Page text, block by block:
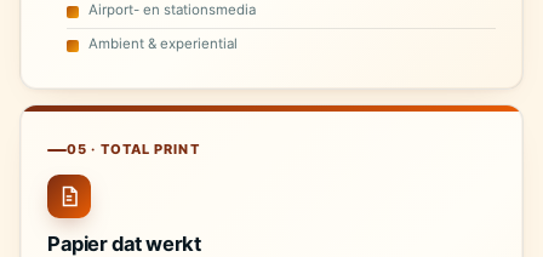
Airport- en stationsmedia
Ambient & experiential
05 · TOTAL PRINT
Papier dat werkt